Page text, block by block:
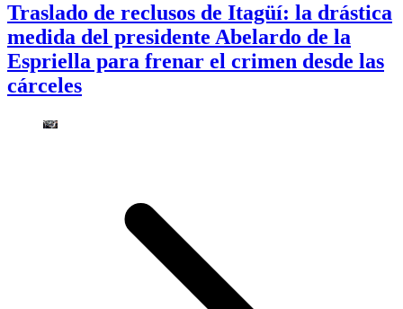
Traslado de reclusos de Itagüí: la drástica
medida del presidente Abelardo de la
Espriella para frenar el crimen desde las
cárceles